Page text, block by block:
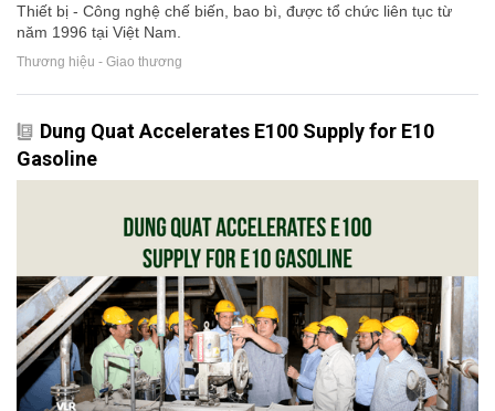
Thiết bị - Công nghệ chế biến, bao bì, được tổ chức liên tục từ
năm 1996 tại Việt Nam.
Thương hiệu - Giao thương
Dung Quat Accelerates E100 Supply for E10
Gasoline